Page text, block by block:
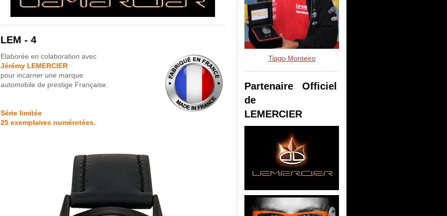
LEM - 4
Elaborée en colaboration avec
Jérémy LEMERCIER
pour incarner une marque
automobile de prestige Française.
Série limitée
25 exemplaires numérotées.
Tiago Monteiro
Partenaire Officiel
de
LEMERCIER